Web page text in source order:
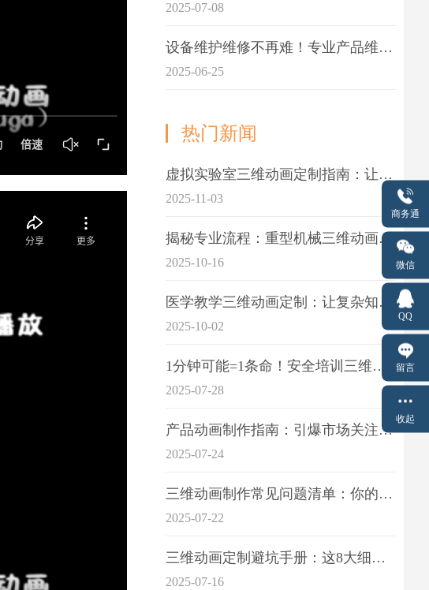
2025-07-08
设备维护维修不再难！专业产品维护三维动画演示定制指南
2025-06-25
热门新闻
虚拟实验室三维动画定制指南：让科学教学更生动
2025-11-03
揭秘专业流程：重型机械三维动画制作的5大关键步骤
2025-10-16
医学教学三维动画定制：让复杂知识一目了
2025-10-02
1分钟可能=1条命！安全培训三维动画制作成本效益深度拆解
2025-07-28
产品动画制作指南：引爆市场关注的视觉引擎
2025-07-24
三维动画制作常见问题清单：你的项目是否踩中这6大技术雷区？
2025-07-22
三维动画定制避坑手册：这8大细节重点关注
2025-07-16
商务通
微信
QQ
留言
收起